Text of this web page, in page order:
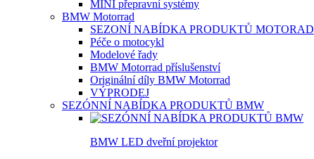
MINI přepravní systémy
BMW Motorrad
SEZONÍ NABÍDKA PRODUKTŮ MOTORAD
Péče o motocykl
Modelové řady
BMW Motorrad příslušenství
Originální díly BMW Motorrad
VÝPRODEJ
SEZÓNNÍ NABÍDKA PRODUKTŮ BMW
BMW LED dveřní projektor